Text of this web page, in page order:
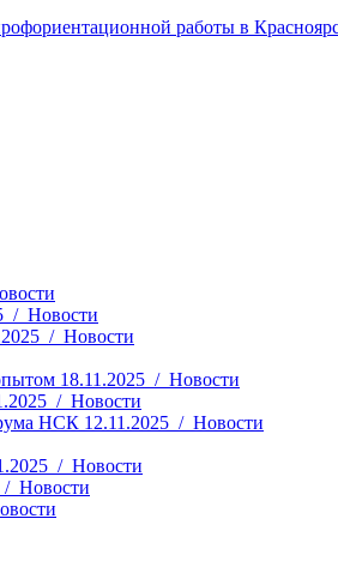
работы в
/ Новости
/ Новости
18.11.2025 / Новости
/ Новости
НСК 12.11.2025 / Новости
/ Новости
/ Новости